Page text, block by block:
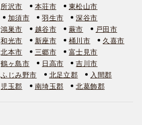
所沢市 本荘市
東松山市
加須市 羽生市
深谷市
鴻巣市 越谷市 蕨市
戸田市
和光市 新座市 桶川市
久喜市
北本市 三郷市
富士見市
鶴ヶ島市 日高市
吉川市
ふじみ野市 北足立郡
入間郡
児玉郡 南埼玉郡 北葛飾郡